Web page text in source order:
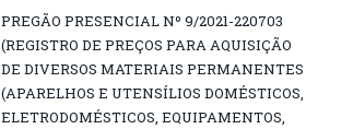
PREGÃO PRESENCIAL Nº 9/2021-220703
(REGISTRO DE PREÇOS PARA AQUISIÇÃO
DE DIVERSOS MATERIAIS PERMANENTES
(APARELHOS E UTENSÍLIOS DOMÉSTICOS,
ELETRODOMÉSTICOS, EQUIPAMENTOS,